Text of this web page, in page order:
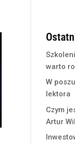
warto
W
lektora
Czym
Artur